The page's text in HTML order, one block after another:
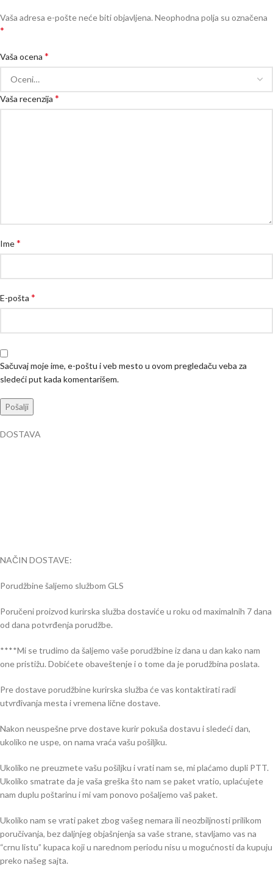
Vaša adresa e-pošte neće biti objavljena. Neophodna polja su označena
*
Vaša ocena *
Vaša recenzija *
Ime*
E-pošta *
Sačuvaj moje ime, e-poštu i veb mesto u ovom pregledaču veba za
sledeći put kada komentarišem.
DOSTAVA
NAČIN DOSTAVE:
Porudžbine šaljemo službom GLS
Poručeni proizvod kurirska služba dostaviće u roku od maximalnih 7 dana
od dana potvrđenja porudžbe.
****Mi se trudimo da šaljemo vaše porudžbine iz dana u dan kako nam
one pristižu. Dobićete obaveštenje i o tome da je porudžbina poslata.
Pre dostave porudžbine kurirska služba će vas kontaktirati radi
utvrđivanja mesta i vremena lične dostave.
Nakon neuspešne prve dostave kurir pokuša dostavu i sledeći dan,
ukoliko ne uspe, on nama vraća vašu pošiljku.
Ukoliko ne preuzmete vašu pošiljku i vrati nam se, mi plaćamo dupli PTT.
Ukoliko smatrate da je vaša greška što nam se paket vratio, uplaćujete
nam duplu poštarinu i mi vam ponovo pošaljemo vaš paket.
Ukoliko nam se vrati paket zbog vašeg nemara ili neozbiljnosti prilikom
poručivanja, bez daljnjeg objašnjenja sa vaše strane, stavljamo vas na
“crnu listu” kupaca koji u narednom periodu nisu u mogućnosti da kupuju
preko našeg sajta.